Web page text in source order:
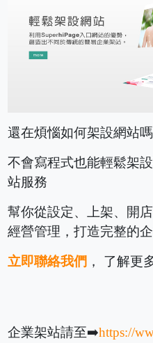
還在煩惱如何架設網站
不會寫程式也能輕鬆架
站服務
幫你從設定、上架、開
經營管理，打造完整的企
立即聯絡我們 ， 了解更
企業架站請至➡️https://